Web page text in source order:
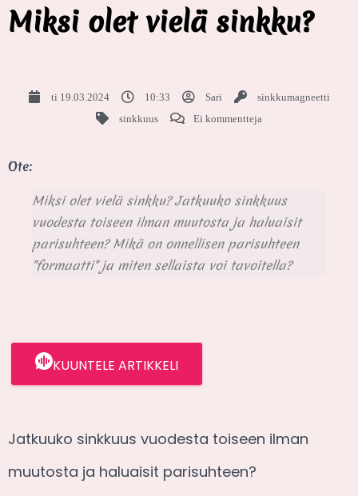
Miksi olet vielä sinkku?
ti 19.03.2024 10:33 Sari
sinkkumagneetti
sinkkuus
Ei kommentteja
Ote:
Miksi olet vielä sinkku? Jatkuuko sinkkuus
vuodesta toiseen ilman muutosta ja haluaisit
parisuhteen? Mikä on onnellisen parisuhteen
"formaatti" ja miten sellaista voi tavoitella?
KUUNTELE ARTIKKELI
Jatkuuko sinkkuus vuodesta toiseen ilman
muutosta ja haluaisit parisuhteen?